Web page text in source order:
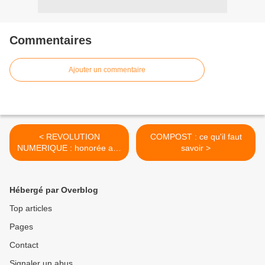
Commentaires
Ajouter un commentaire
< REVOLUTION
NUMERIQUE : honorée aux
Sables d'Olonne, une
confiance
COMPOST : ce qu'il faut
savoir >
Hébergé par Overblog
Top articles
Pages
Contact